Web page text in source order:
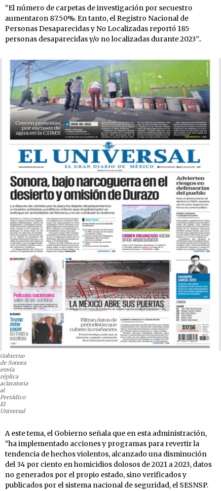
“El número de carpetas de investigación por secuestro
aumentaron 87.50%. En tanto, el Registro Nacional de
Personas Desaparecidas y No Localizadas reportó 185
personas desaparecidas y/o no localizadas durante 2023”..
Gobierno
de Sonora
envía
réplica
aclaratoria
al
Periódico
El
Universal
A este tema, el Gobierno señala que en esta administración,
“ha implementado acciones y programas para revertir la
tendencia de hechos violentos, alcanzado una disminución
del 34 por ciento en homicidios dolosos de 2021 a 2023, datos
no generados por el propio estado, sino verificados y
publicados por el sistema nacional de seguridad, el SESNSP.